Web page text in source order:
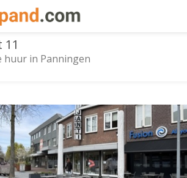
in Panningen